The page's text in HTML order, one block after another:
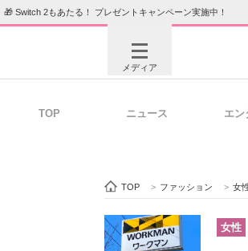
🎁 Switch 2もあたる！ プレゼントキャンペーン実施中！
メディア
ビジネスと働き方のヒント
TOP ニュース エン
TOP > ファッション > 女
女性